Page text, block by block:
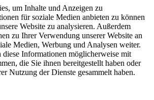
um Inhalte und Anzeigen zu
für soziale Medien anbieten zu können
Website zu analysieren. Außerdem
zu Ihrer Verwendung unserer Website an
Medien, Werbung und Analysen weiter.
diese Informationen möglicherweise mit
die Sie ihnen bereitgestellt haben oder
Nutzung der Dienste gesammelt haben.